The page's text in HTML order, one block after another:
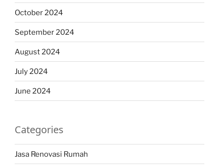
October 2024
September 2024
August 2024
July 2024
June 2024
Categories
Jasa Renovasi Rumah